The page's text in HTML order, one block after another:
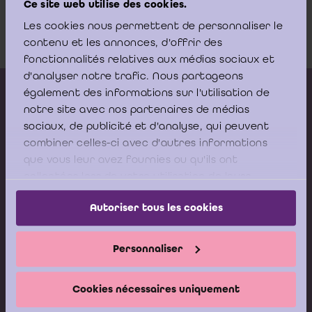
Ce site web utilise des cookies.
Les cookies nous permettent de personnaliser le
contenu et les annonces, d'offrir des
fonctionnalités relatives aux médias sociaux et
d'analyser notre trafic. Nous partageons
également des informations sur l'utilisation de
notre site avec nos partenaires de médias
sociaux, de publicité et d'analyse, qui peuvent
combiner celles-ci avec d'autres informations
que vous leur avez fournies ou qu'ils ont
services.
Autoriser tous les cookies
Personnaliser
Cookies nécessaires uniquement
Download
Kalender vorming
Modeldocumenten
Stel nu uw vraag aan de
Helpdesk van het ICCI
Ik stel mijn vraag